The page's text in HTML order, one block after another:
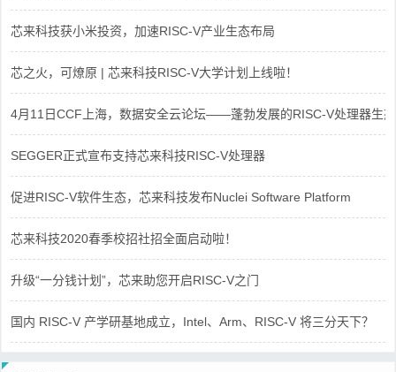
芯来科技获小米投资，加速RISC-V产业生态布局
芯之火，可燎原 | 芯来科技RISC-V大学计划上线啦！
4月11日CCF上海，数据安全云论坛——蓬勃发展的RISC-V处理器生态
SEGGER正式宣布支持芯来科技RISC-V处理器
促进RISC-V软件生态，芯来科技发布Nuclei Software Platform
芯来科技2020春季校招社招全面启动啦！
升级“一分钱计划”，芯来助您开启RISC-V之门
国内 RISC-V 产学研基地成立，Intel、Arm、RISC-V 将三分天下？